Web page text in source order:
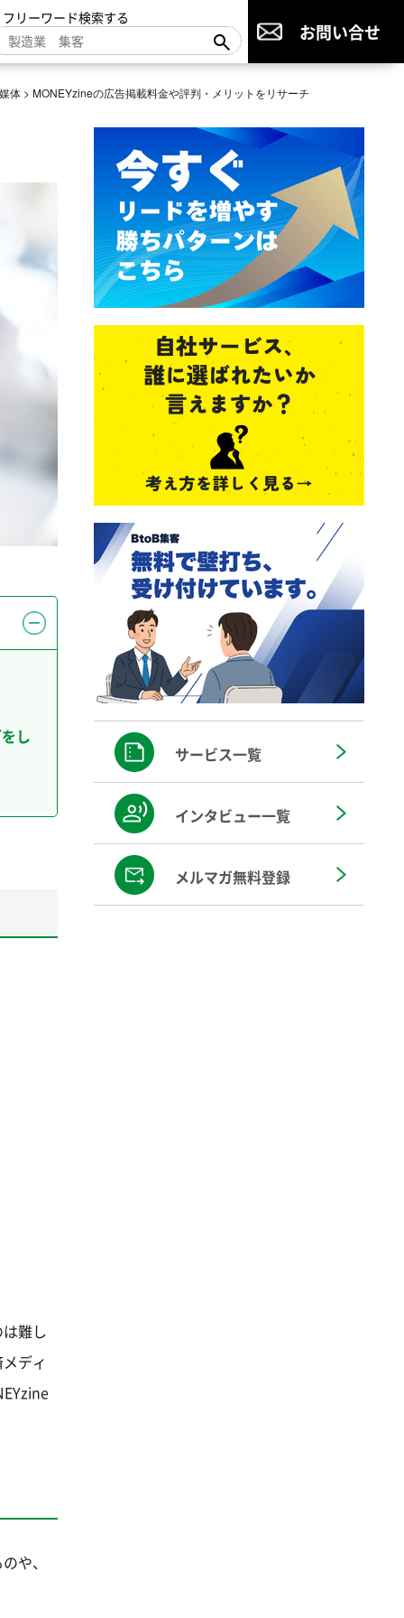
リーワード検索する
お問い合せ
体 > MONEYzineの広告掲載料金や評判・メリットをリサーチ
し
難し
ディ
や、
サービス一覧
インタビュー一覧
メルマガ無料登録